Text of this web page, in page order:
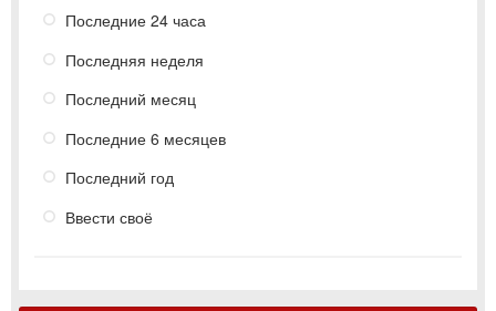
Последние 24 часа
Последняя неделя
Последний месяц
Последние 6 месяцев
Последний год
Ввести своё